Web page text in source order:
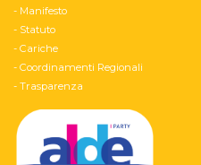
- Manifesto
- Statuto
- Cariche
- Coordinamenti Regionali
- Trasparenza